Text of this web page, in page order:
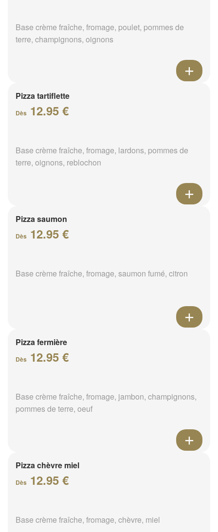
Base crème fraîche, fromage, poulet, pommes de
terre, champignons, oignons
Pizza tartiflette
Dès 12.95 €
Base crème fraîche, fromage, lardons, pommes de
terre, oignons, reblochon
Pizza saumon
Dès 12.95 €
Base crème fraîche, fromage, saumon fumé, citron
Pizza fermière
Dès 12.95 €
Base crème fraîche, fromage, jambon, champignons,
pommes de terre, oeuf
Pizza chèvre miel
Dès 12.95 €
Base crème fraîche, fromage, chèvre, miel